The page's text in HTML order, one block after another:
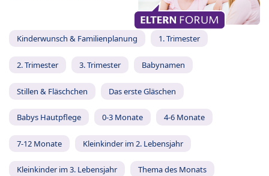
Kinderwunsch & Familienplanung 1. Trimester
2. Trimester 3. Trimester Babynamen
Stillen & Fläschchen Das erste Gläschen
Babys Hautpflege 0-3 Monate 4-6 Monate
7-12 Monate Kleinkinder im 2. Lebensjahr
Kleinkinder im 3. Lebensjahr Thema des Monats